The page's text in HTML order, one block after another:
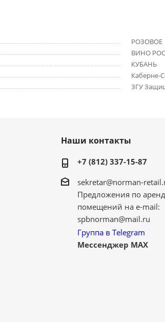
РОЗОВОЕ
ВИНО
КУБАНЬ
Каберне-
ЗГУ
Наши контакты
+7 (812) 337-15-87
sekretar@norman-
Предложения по
помещений на e-mail:
spbnorman@mail.ru
Группа в Telegram
Мессенджер MAX